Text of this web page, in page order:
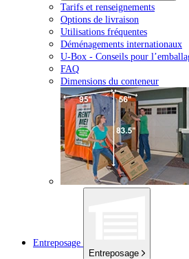
Tarifs et renseignements
Options de livraison
Utilisations fréquentes
Déménagements internationaux
U-Box - Conseils pour
FAQ
Dimensions du conteneur
Entreposage
Entreposage